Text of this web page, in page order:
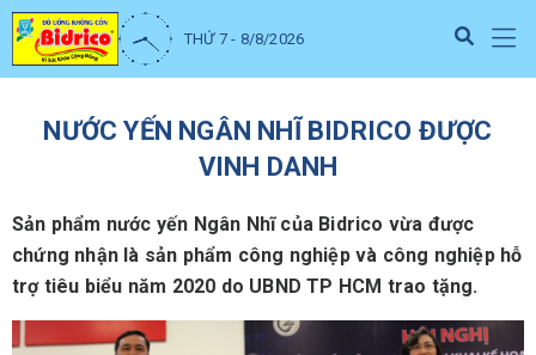
THỨ 7 - 8/8/2026
NƯỚC YẾN NGÂN NHĨ BIDRICO ĐƯỢC
VINH DANH
Sản phẩm nước yến Ngân Nhĩ của Bidrico vừa được
chứng nhận là sản phẩm công nghiệp và công nghiệp hỗ
trợ tiêu biểu năm 2020 do UBND TP HCM trao tặng.